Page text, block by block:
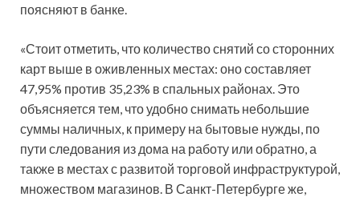
поясняют в банке.
«Стоит отметить, что количество снятий со сторонних
карт выше в оживленных местах: оно составляет
47,95% против 35,23% в спальных районах. Это
объясняется тем, что удобно снимать небольшие
суммы наличных, к примеру на бытовые нужды, по
пути следования из дома на работу или обратно, а
также в местах с развитой торговой инфраструктурой,
множеством магазинов. В Санкт-Петербурге же,